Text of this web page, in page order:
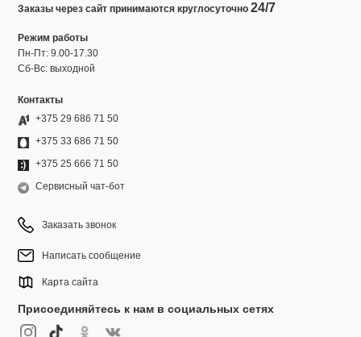
Заказы через сайт принимаются круглосуточно24/7
Режим работы
Пн-Пт: 9.00-17.30
Сб-Вс: выходной
Контакты
+375 29 686 71 50
+375 33 686 71 50
+375 25 666 71 50
Сервисный чат-бот
Заказать звонок
Написать сообщение
Карта сайта
Присоединяйтесь к нам в социальных сетях